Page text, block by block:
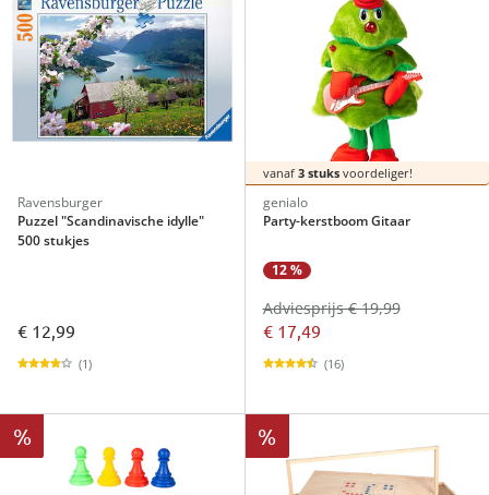
Ravensburger
Puzzel "Scandinavische idylle"
500 stukjes
€ 12,99
(1)
vanaf 3 stuksvoordeliger!
genialo
Party-kerstboom Gitaar
12 %
€ 17,49
Adviesprijs € 19,99
(16)
% %